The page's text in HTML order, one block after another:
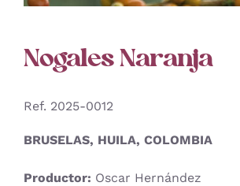
Nogales Naranja
Ref. 2025-0012
BRUSELAS, HUILA, COLOMBIA
Productor: Oscar Hernández